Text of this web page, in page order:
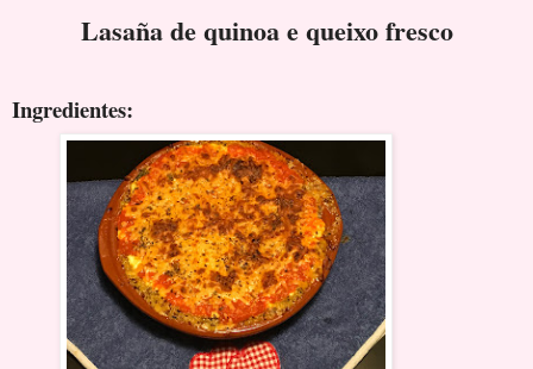
Lasaña de quinoa e queixo fresco
Ingredientes: